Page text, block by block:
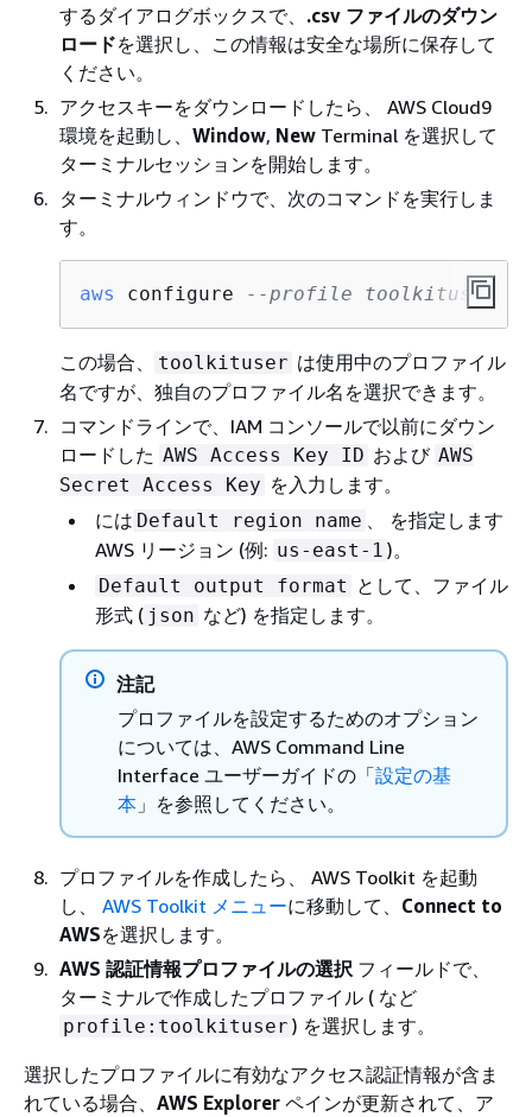
するダイアログボックスで、 .csv ファイルのダウン
ロードを選択し、この情報は安全な場所に保存して
ください。
アクセスキーをダウンロードしたら、 AWS Cloud9
環境を起動し、 Window, New Terminal を選択して
ターミナルセッションを開始します。
ターミナルウィンドウで、次のコマンドを実行しま
す。
aws configure --profile toolkituser
この場合、 toolkituser は使用中のプロファイル
名ですが、独自のプロファイル名を選択できます。
コマンドラインで、IAM コンソールで以前にダウン
ロードした AWS Access Key ID および AWS
Secret Access Key を入力します。
には Default region name
、 を指定します
AWS リージョン (例: us-east-1 )。
Default output format として、ファイル
形式 ( json など) を指定します。
注記
プロファイルを設定するためのオプション
については、AWS Command Line
Interface ユーザーガイドの「設定の基
本 」を参照してください。
プロファイルを作成したら、 AWS Toolkit を起動
し、 AWS Toolkit メニューに移動して、 Connect to
AWSを選択します。
AWS 認証情報プロファイルの選択 フィールドで、
ターミナルで作成したプロファイル ( など
profile:toolkituser ) を選択します。
選択したプロファイルに有効なアクセス認証情報が含ま
れている場合、 AWS Explorer ペインが更新されて、ア